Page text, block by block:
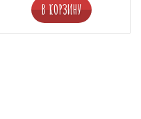
В КОРЗИНУ